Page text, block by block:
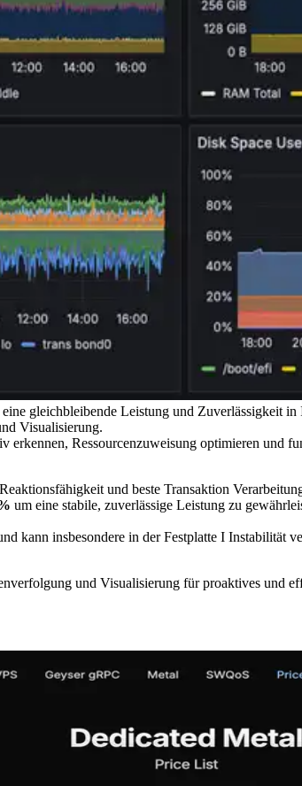
gleichbleibende Leistung und Zuverlässigkeit
Visualisierung.
Ressourcenzuweisung optimieren und
und beste Transaktion
um eine stabile, zuverlässige Leistung zu
kann insbesondere in der Festplatte I Instabilität
und Visualisierung für proaktives und